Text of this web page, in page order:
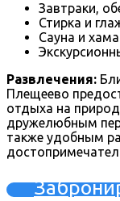
Завтраки,
Стирка и
Сауна и
Развлечения:
Плещеево
отдыха на
дружелюбным
также удобным